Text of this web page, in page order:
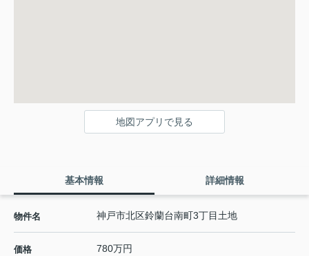
地図アプリで見る
基本情報 詳細情報
物件名 神戸市北区鈴蘭台南町3丁目土地
価格 780万円